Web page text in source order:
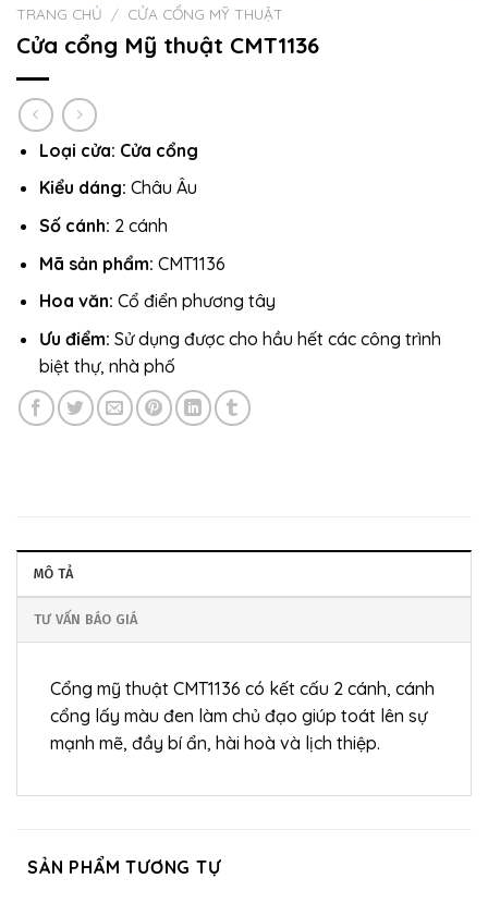
TRANG CHỦ / CỬA CỔNG MỸ THUẬT
Cửa cổng Mỹ thuật CMT1136
Loại cửa: Cửa cổng
Kiểu dáng: Châu Âu
Số cánh: 2 cánh
Mã sản phẩm: CMT1136
Hoa văn: Cổ điển phương tây
Ưu điểm: Sử dụng được cho hầu hết các công trình
biệt thự, nhà phố
MÔ TẢ
TƯ VẤN BÁO GIÁ
Cổng mỹ thuật CMT1136 có kết cấu 2 cánh, cánh
cổng lấy màu đen làm chủ đạo giúp toát lên sự
mạnh mẽ, đầy bí ẩn, hài hoà và lịch thiệp.
SẢN PHẨM TƯƠNG TỰ